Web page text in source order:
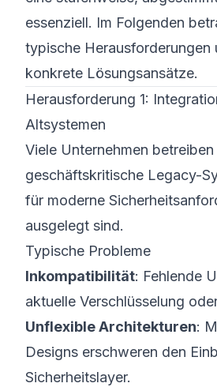
essenziell. Im Folgenden
typische Herausforderungen
konkrete Lösungsansätze.
Herausforderung 1:
Altsystemen
Viele Unternehmen betreiben
geschäftskritische Legacy-
für moderne
ausgelegt sind.
Typische Probleme
Inkompatibilität: Fehlende
aktuelle Verschlüsselung
Unflexible Architekturen:
Designs erschweren den
Sicherheitslayer.